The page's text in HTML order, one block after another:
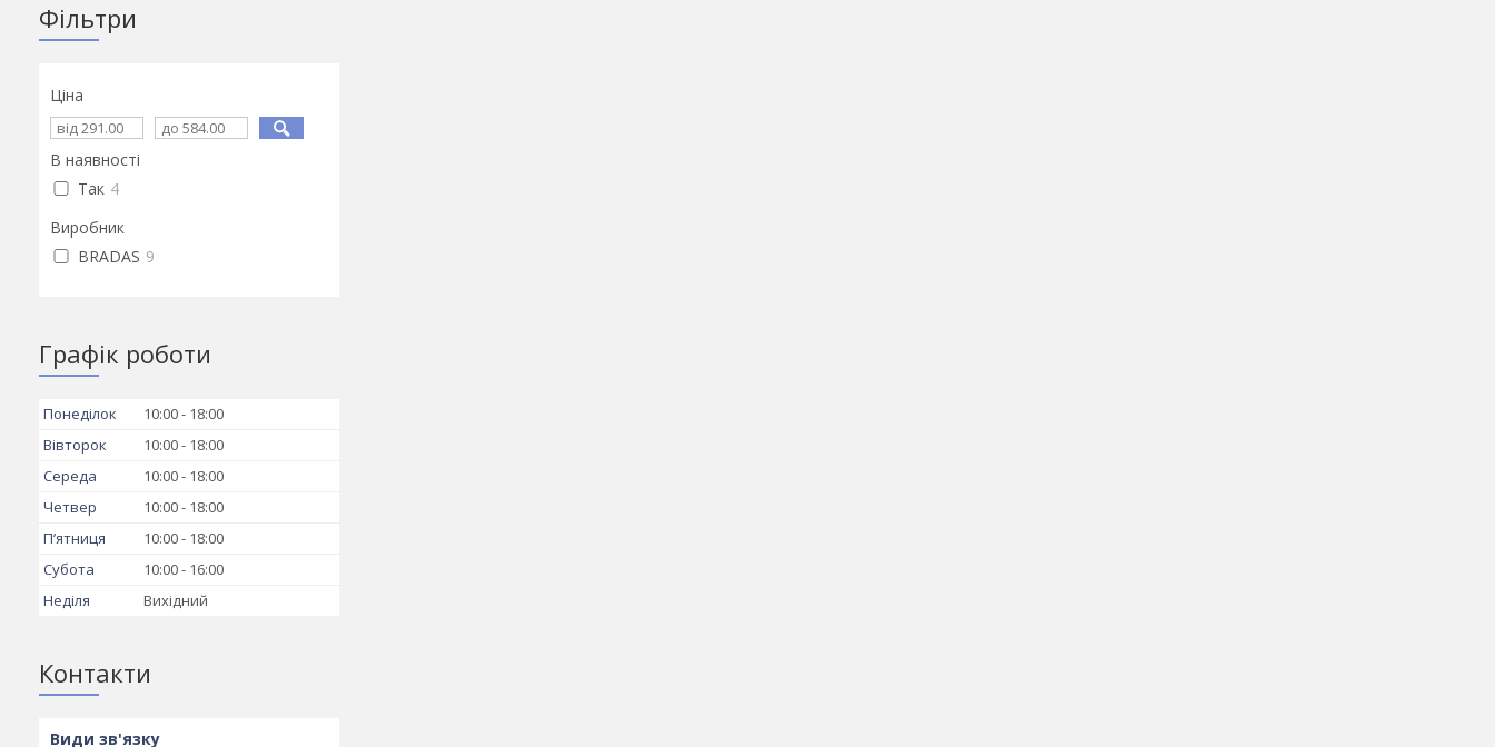
Фільтри
Ціна
В наявності
Так 4
Виробник
BRADAS 9
Графік роботи
Понеділок 10:00
18:00
Вівторок
10:00
18:00
Середа
10:00
18:00
Четвер
10:00
18:00
Пʼятниця
10:00
18:00
Субота
10:00
16:00
Неділя
Вихідний
Контакти